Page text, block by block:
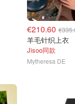
€210.60
羊毛针织上衣
Jisoo同款
Mytheresa DE